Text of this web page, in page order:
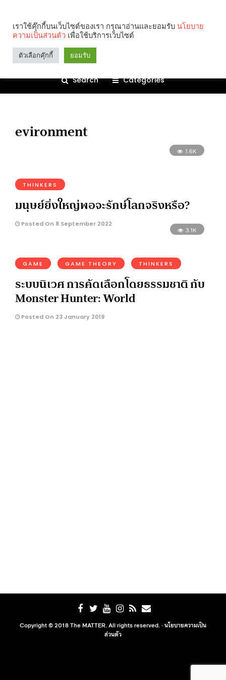
Search Categories
evironment
1.6K
THINKERS
มนุษย์ยิ่งใหญ่พอจะรักษ์โลกจริงหรือ?
Posted On 8 September 2022
3.1K
GAME GAME THEORY THINKERS
ระบบนิเวศ การคัดเลือกโดยธรรมชาติ กับ
Monster Hunter: World
Posted On 23 January 2019
Copyright © 2018 The MATTER. All rights reserved. ·นโยบายความเป็น
ส่วนตัว
เราใช้คุ๊กกี้บนเว็บไซต์ของเรา กรุณาอ่านและยอมรับ นโยบาย
ความเป็นส่วนตัว เพื่อใช้บริการเว็บไซต์
ตัวเลือกคุ๊กกี้ ยอมรับ